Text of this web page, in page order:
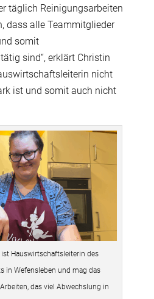
täglich Reinigungsarbeiten
dass alle Teammitglieder
somit
sind“, erklärt Christin
nicht
ist und somit auch nicht
Hauswirtschaftsleiterin des
in Wefensleben und mag das
das viel Abwechslung in